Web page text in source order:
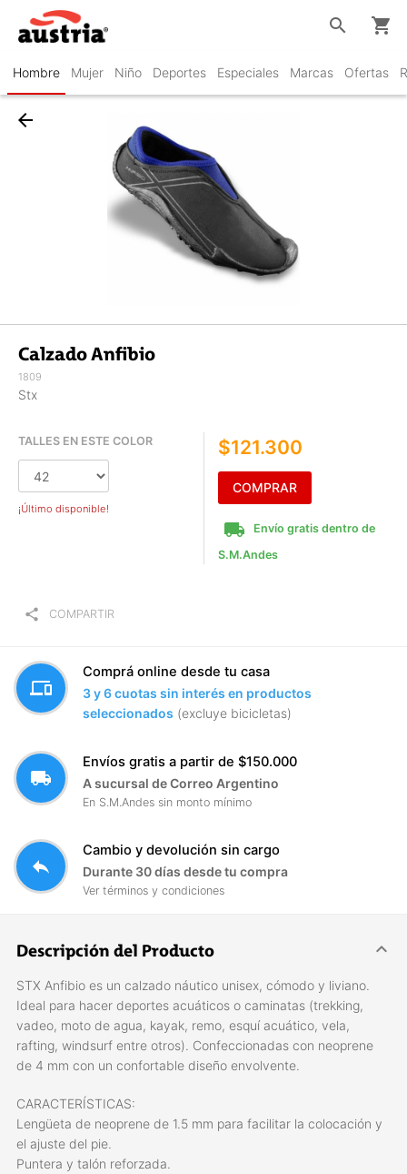
Hombre Mujer Niño Deportes Especiales Marcas Ofertas
search shopping_cart
arrow_back
Calzado Anfibio
1809
Stx
TALLES EN ESTE COLOR
¡Último disponible!
$121.300
COMPRAR
local_shipping
Envío gratis dentro de
S.M.Andes
share COMPARTIR
devices
Comprá online desde tu casa
3 y 6 cuotas sin interés en productos
seleccionados (excluye bicicletas)
local_shipping
Envíos gratis a partir de $150.000
A sucursal de Correo Argentino
En S.M.Andes sin monto mínimo
reply
Cambio y devolución sin cargo
Durante 30 días desde tu compra
Ver términos y condiciones
Descripción del Producto
STX Anfibio es un calzado náutico unisex, cómodo y liviano.
Ideal para hacer deportes acuáticos o caminatas (trekking,
vadeo, moto de agua, kayak, remo, esquí­ acuático, vela,
rafting, windsurf entre otros). Confeccionadas con neoprene
de 4 mm con un confortable diseño envolvente.
CARACTERÍSTICAS:
Lengüeta de neoprene de 1.5 mm para facilitar la colocación y
el ajuste del pie.
Puntera y talón reforzada.